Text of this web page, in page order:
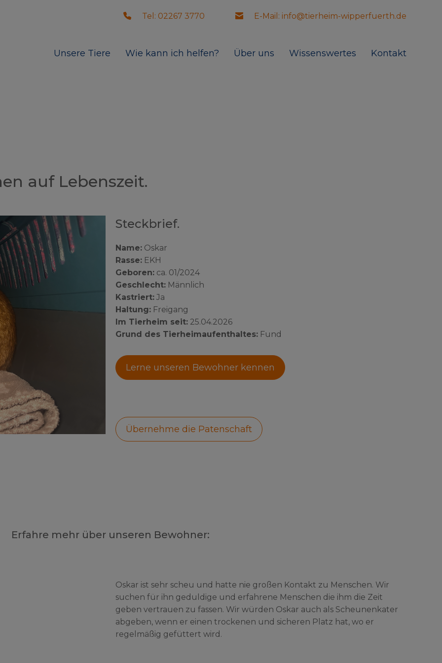
Tel: 02267 3770 E-Mail: info@tierheim-wipperfuerth.de
Unsere Tiere Wie kann ich helfen? Über uns Wissenswertes Kontakt
auf Lebenszeit.
Steckbrief.
Name: Oskar
Rasse: EKH
Geboren: ca. 01/2024
Geschlecht: Männlich
Kastriert: Ja
Haltung: Freigang
Im Tierheim seit: 25.04.2026
Grund des Tierheimaufenthaltes: Fund
Lerne unseren Bewohner kennen
Übernehme die Patenschaft
Erfahre mehr über unseren Bewohner:
Oskar ist sehr scheu und hatte nie großen Kontakt zu Menschen. Wir
suchen für ihn geduldige und erfahrene Menschen die ihm die Zeit
geben vertrauen zu fassen. Wir würden Oskar auch als Scheunenkater
abgeben, wenn er einen trockenen und sicheren Platz hat, wo er
regelmäßig gefüttert wird.